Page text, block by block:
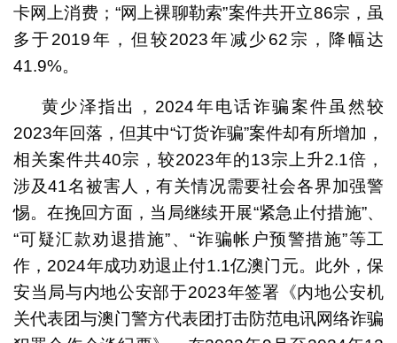
卡网上消费；“网上裸聊勒索”案件共开立86宗，虽
多于2019年，但较2023年减少62宗，降幅达
41.9%。
黄少泽指出，2024年电话诈骗案件虽然较
2023年回落，但其中“订货诈骗”案件却有所增加，
相关案件共40宗，较2023年的13宗上升2.1倍，
涉及41名被害人，有关情况需要社会各界加强警
惕。在挽回方面，当局继续开展“紧急止付措施”、
“可疑汇款劝退措施”、“诈骗帐户预警措施”等工
作，2024年成功劝退止付1.1亿澳门元。此外，保
安当局与内地公安部于2023年签署《内地公安机
关代表团与澳门警方代表团打击防范电讯网络诈骗